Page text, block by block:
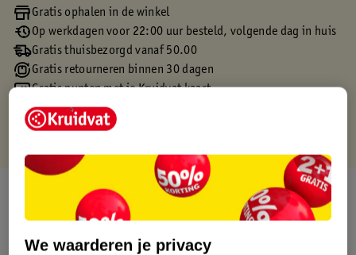
Gratis ophalen in de winkel
Op werkdagen voor 22:00 uur besteld, volgende dag in huis
Gratis thuisbezorgd vanaf 50.00
Gratis retourneren binnen 30 dagen
Gratis punten met je Kruidvat kaart
Over dit product
We waarderen je privacy